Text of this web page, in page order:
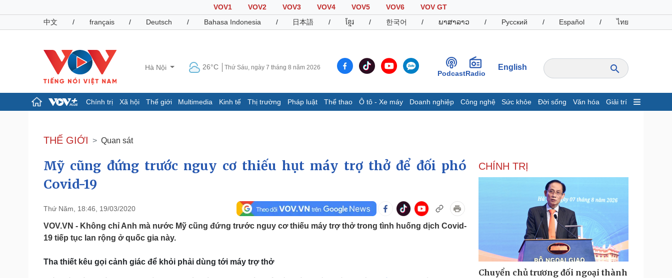
VOV1 VOV2 VOV3 VOV4 VOV5 VOV6
VOV GT
中文
/ français / Deutsch / Bahasa Indonesia / 日本語 / ខ្មែរ / 한국어 / ພາສາລາວ / Русский / Español / ไทย
Hà Nội 26°C Thứ Sáu, ngày 7 tháng 8 năm 2026
PodcastRadio
English
Chính trị Xã hội Thế giới Multimedia Kinh tế Thị trường Pháp luật Thể thao Ô tô - Xe máy Doanh nghiệp Công nghệ Sức khỏe Đời sống Văn hóa Giải trí
Đảng
Tổ chức nhân sự
Nhận diện sự thật
Dấu ấn VOV
Infographic
Giá cà phê
Pháp luật
Tin nóng
Tư vấn luật
Việt Nam
Phân tích
Thể thao
Bóng đá
Lịch thi đấu bóng đá
Hậu trường
Ô tô - Xe máy
Ô tô
Xe máy
Doanh nghiệp
Thông tin doanh nghiệp
Doanh nghiệp 24h
Vì cộng đồng
Công nghệ
Sành điệu
Tin Công nghệ
Trải nghiệm
Chuyển đổi số
THẾ GIỚI Quan sát
Mỹ cũng đứng trước nguy cơ thiếu hụt máy trợ thở để đối phó
Covid-19
Thứ Năm, 18:46, 19/03/2020
VOV.VN - Không chỉ Anh mà nước Mỹ cũng đứng trước nguy cơ thiếu máy trợ thở trong tình huống dịch Covid-
19 tiếp tục lan rộng ở quốc gia này.
Tha thiết kêu gọi cảnh giác để khỏi phải dùng tới máy trợ thở
CHÍNH TRỊ
Chuyển chủ trương đối ngoại thành